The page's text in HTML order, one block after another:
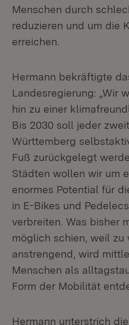
Menschen durch
reduzieren und um die
erreichen.
Hermann bekräftigte
Landesregierung: „Wir
hin zu einer
Bis 2030 soll jeder
Württemberg
Fuß zurückgelegt
Städten wollen wir um
enormes Potential für
in E-Bikes und
verbreiten. Was bisher
möglich schien, weil zu
anstrengend, wird
Menschen als
Form der Mobilität
Hermann unterstrich